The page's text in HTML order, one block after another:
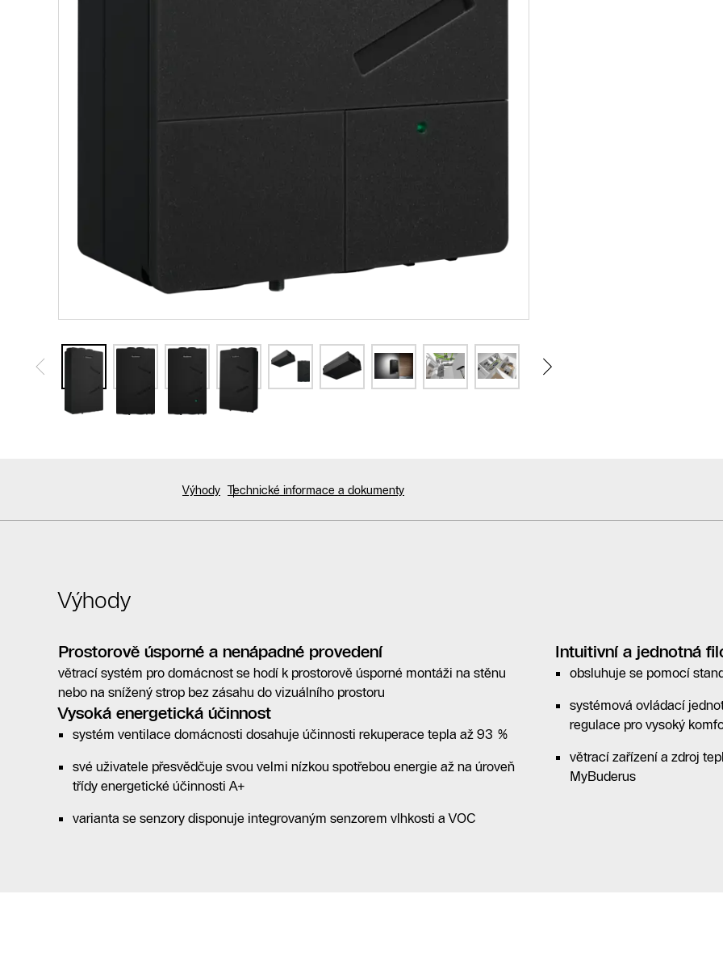
Výhody Technické informace a dokumenty
Výhody
Prostorově úsporné a nenápadné provedení
větrací systém pro domácnost se hodí k prostorově úsporné montáži na stěnu
nebo na snížený strop bez zásahu do vizuálního prostoru
Vysoká energetická účinnost
systém ventilace domácnosti dosahuje účinnosti rekuperace tepla až 93 %
své uživatele přesvědčuje svou velmi nízkou spotřebou energie až na úroveň
třídy energetické účinnosti A+
varianta se senzory disponuje integrovaným senzorem vlhkosti a VOC
Intuitivní a jednotná
obsluhuje se pomocí
systémová ovládací
regulace pro vysoký
větrací zařízení a zdroj
MyBuderus